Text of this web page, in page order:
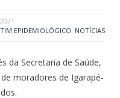
EPIDEMIOLÓGICO, NOTÍCIAS
da Secretaria de Saúde,
moradores de Igarapé-